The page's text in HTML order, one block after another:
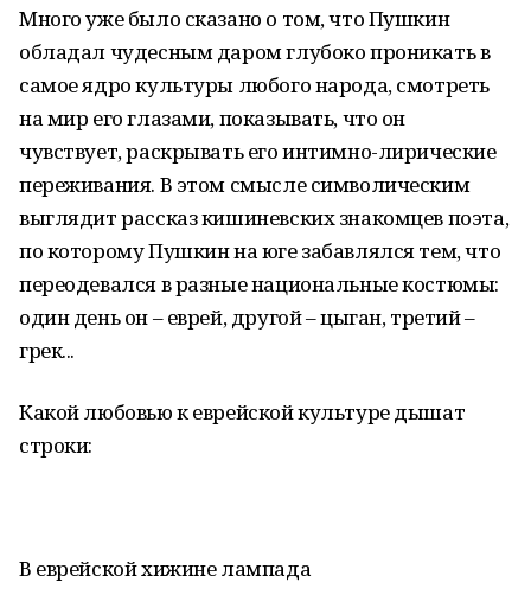
Много уже было сказано о том, что Пушкин
обладал чудесным даром глубоко проникать в
самое ядро культуры любого народа, смотреть
на мир его глазами, показывать, что он
чувствует, раскрывать его интимно-лирические
переживания. В этом смысле символическим
выглядит рассказ кишиневских знакомцев поэта,
по которому Пушкин на юге забавлялся тем, что
переодевался в разные национальные костюмы:
один день он – еврей, другой – цыган, третий –
грек...
Какой любовью к еврейской культуре дышат
строки:
В еврейской хижине лампада